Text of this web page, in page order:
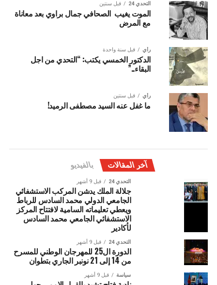
التحدي 24 قبل سنتين
الموت يغيب الصحافي جمال براوي بعد معاناة
مع المرض
رأي قبل سنة واحدة
الدكتور الخمسي يكتب: “التحدي من اجل
البقاء..”
رأي قبل سنتين
ما غفل عنه السيد مصطفى الرميد!
آخر المقالات بالفيديو
التحدي 24 قبل 9 أشهر
جلالة الملك يدشن المركب الاستشفائي
الجامعي الدولي محمد السادس للرباط
ويعطي تعليماته السامية لافتتاح المركز
الاستشفائي الجامعي محمد السادس
لأكادير
التحدي 24 قبل 9 أشهر
الدورة ال25 للمهرجان الوطني للمسرح
من 14 إلى 21 نونبر الجاري بتطوان
سياسة قبل 9 أشهر